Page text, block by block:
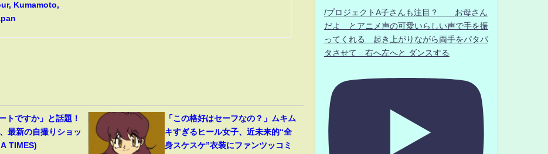
Kumamoto,
トですか」と話題！
最新の自撮りショッ
TIMES)
「この格好はセーフなの？」ムキム
キすぎるヒール女子、近未来的“全
身スケスケ”衣装にファンツッコミ
/プロジェクトA子さんも注目？ お母さん
だよ とアニメ声の可愛いらしい声で手を振
ってくれる 起き上がりながら両手をパタパ
タさせて 右へ左へと ダンスする